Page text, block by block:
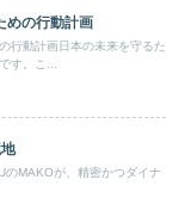
めの行動計画
行動計画日本の未来を守るた
す。こ...
のMAKOが、精密かつダイナ